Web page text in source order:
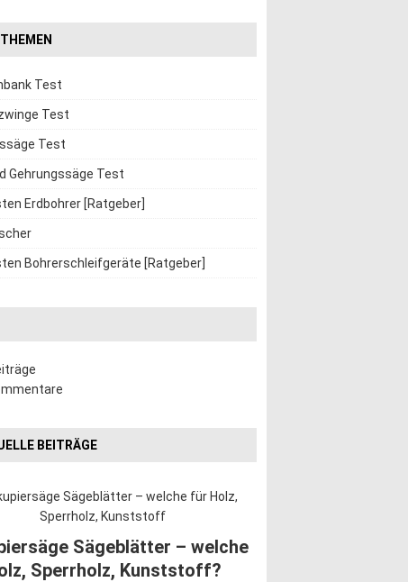
Test
Test
Test
Gehrungssäge Test
Erdbohrer [Ratgeber]
Bohrerschleifgeräte [Ratgeber]
BEITRÄGE
Sägeblätter – welche
Sperrholz, Kunststoff?